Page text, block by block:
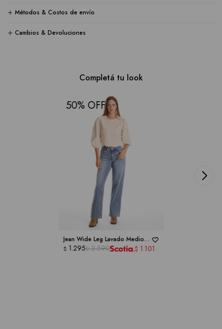
Métodos & Costos de envío
Cambios & Devoluciones
Completá tu look
50
Jean Wide Leg Lavado Medio -
ROYALTY COLLECTION
$ 1.295$ 2.590 $ 1.101